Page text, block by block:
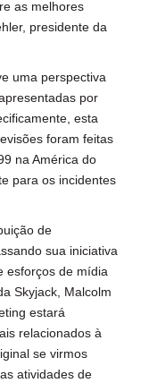
as melhores
presidente da
uma perspectiva
por
esta
foram feitas
na América do
para os incidentes
de
sua iniciativa
esforços de mídia
Skyjack, Malcolm
estará
relacionados à
se virmos
atividades de